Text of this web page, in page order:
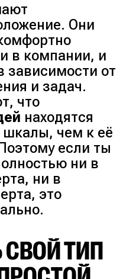
Они
в компании, и
зависимости от
и задач.
что
находятся
шкалы, чем к её
если ты
ни в
ни в
это
ТИП